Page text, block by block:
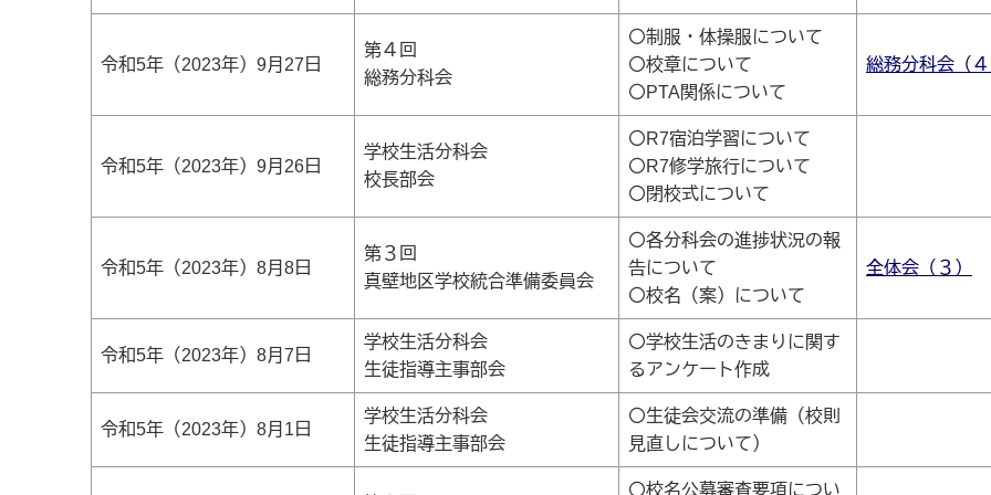
令和5年（2023年）9月27日
第４回
総務分科会
〇制服・体操服について
〇校章について
〇PTA関係について
総務分科会（
令和5年（2023年）9月26日
学校生活分科会
校長部会
〇R7宿泊学習について
〇R7修学旅行について
〇閉校式について
令和5年（2023年）8月8日
第３回
真壁地区学校統合準備委員会
〇各分科会の進捗状況の報
告について
〇校名（案）について
全体会（３）
令和5年（2023年）8月7日
学校生活分科会
生徒指導主事部会
〇学校生活のきまりに関す
るアンケート作成
令和5年（2023年）8月1日
学校生活分科会
生徒指導主事部会
〇生徒会交流の準備（校則
見直しについて）
〇校名公募審査要項につい